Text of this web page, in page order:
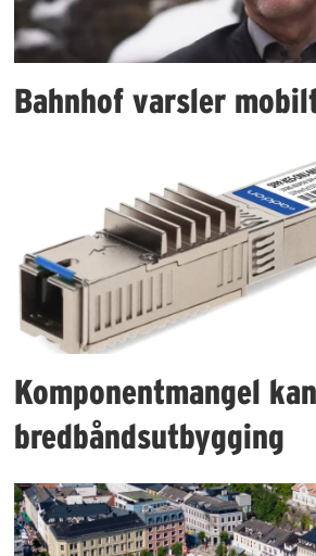
Bahnhof varsler
Komponentmangel
bredbåndsutbygging